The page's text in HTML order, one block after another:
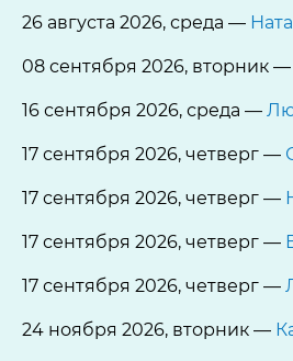
26 августа 2026, среда —
08 сентября 2026, вторник —
16 сентября 2026, среда —
17 сентября 2026, четверг —
17 сентября 2026, четверг —
17 сентября 2026, четверг —
17 сентября 2026, четверг —
24 ноября 2026, вторник —